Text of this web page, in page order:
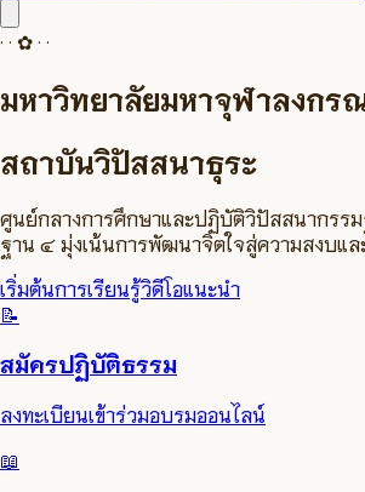
· · ✿ · ·
มหาวิทยาลัยมหาจุฬาลงกร
สถาบันวิปัสสนาธุระ
ศูนย์กลางการศึกษาและปฏิบัติวิปัสสนากรร
ฐาน ๔ มุ่งเน้นการพัฒนาจิตใจสู่ความสงบแ
เริ่มต้นการเรียนรู้วิดีโอแนะนำ
📝
สมัครปฏิบัติธรรม
ลงทะเบียนเข้าร่วมอบรมออนไลน์
📖